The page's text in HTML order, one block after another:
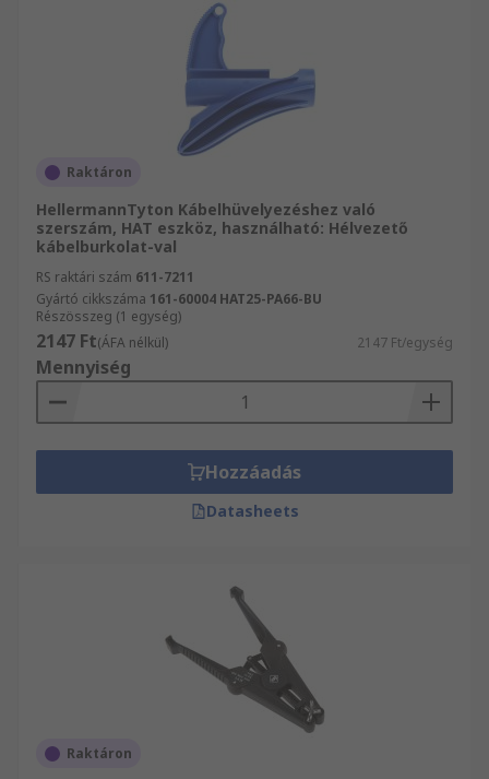
Raktáron
HellermannTyton Kábelhüvelyezéshez való
szerszám, HAT eszköz, használható: Hélvezető
kábelburkolat-val
RS raktári szám 611-7211
Gyártó cikkszáma 161-60004 HAT25-PA66-BU
Részösszeg (1 egység)
2147 Ft(ÁFA nélkül) 2147 Ft/egység
Mennyiség
Hozzáadás
Datasheets
Raktáron